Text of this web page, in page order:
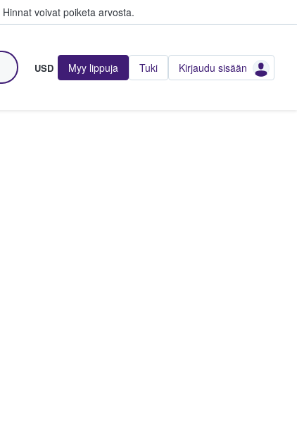
Hinnat voivat poiketa arvosta.
USD Myy lippuja Tuki Kirjaudu sisään